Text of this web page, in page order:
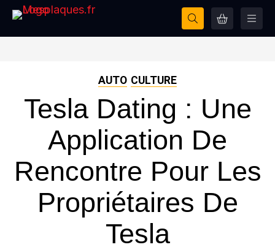
AUTO CULTURE
Tesla Dating : Une
Application De
Rencontre Pour Les
Propriétaires De
Tesla